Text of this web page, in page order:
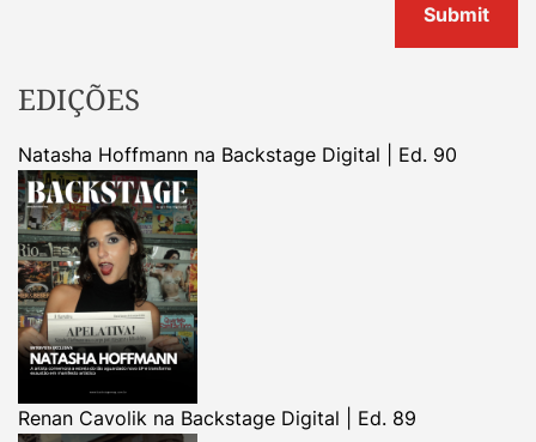
EDIÇÕES
Natasha Hoffmann na Backstage Digital | Ed. 90
Renan Cavolik na Backstage Digital | Ed. 89